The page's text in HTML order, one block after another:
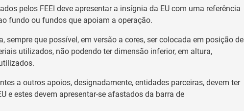
pelos FEEI deve apresentar a insígnia da EU com uma referência
fundo ou fundos que apoiam a operação.
sempre que possível, em versão a cores, ser colocada em posição de
utilizados, não podendo ter dimensão inferior, em altura,
a outros apoios, designadamente, entidades parceiras, devem ter
e estes devem apresentar-se afastados da barra de